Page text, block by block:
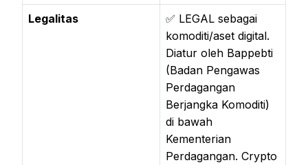
Legalitas
✅ LEGAL sebagai
komoditi/aset digital.
Diatur oleh Bappebti
(Badan Pengawas
Perdagangan
Berjangka Komoditi)
di bawah
Kementerian
Perdagangan. Crypto